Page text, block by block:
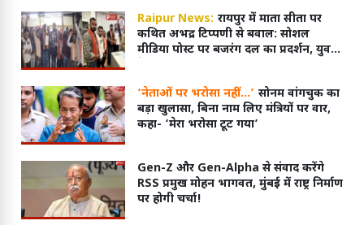
Raipur News: रायपुर में माता सीता पर
कथित अभद्र टिप्पणी से बवाल: सोशल
मीडिया पोस्ट पर बजरंग दल का प्रदर्शन, युवक
‘नेताओं पर भरोसा नहीं…’ सोनम वांगचुक का
बड़ा खुलासा, बिना नाम लिए मंत्रियों पर वार,
कहा- ‘मेरा भरोसा टूट गया’
Gen-Z और Gen-Alpha से संवाद करेंगे
RSS प्रमुख मोहन भागवत, मुंबई में राष्ट्र निर्माण
पर होगी चर्चा!